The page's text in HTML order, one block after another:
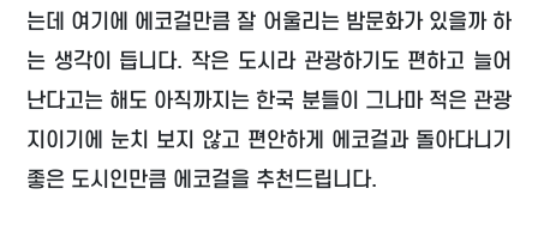
는데 여기에 에코걸만큼 잘 어울리는 밤문화가 있을까 하
는 생각이 듭니다. 작은 도시라 관광하기도 편하고 늘어
난다고는 해도 아직까지는 한국 분들이 그나마 적은 관광
지이기에 눈치 보지 않고 편안하게 에코걸과 돌아다니기
좋은 도시인만큼 에코걸을 추천드립니다.